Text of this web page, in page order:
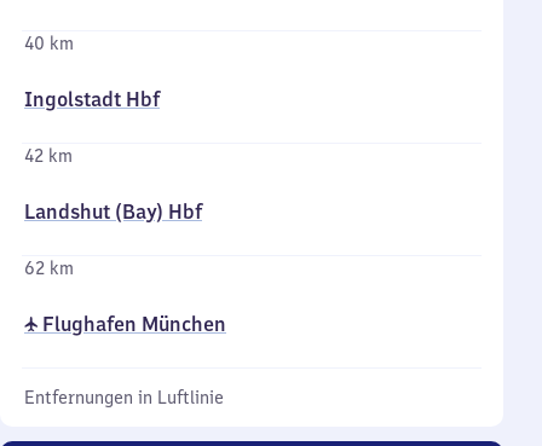
40 km
Ingolstadt Hbf
42 km
Landshut (Bay) Hbf
62 km
✈ Flughafen München
Entfernungen in Luftlinie